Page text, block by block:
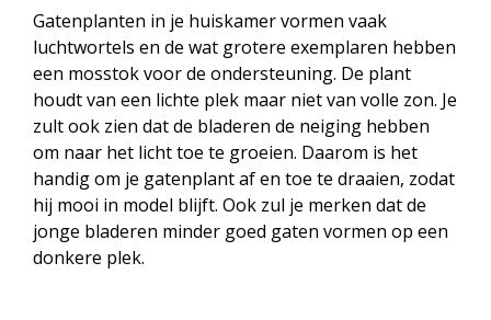
Gatenplanten in je huiskamer vormen vaak
luchtwortels en de wat grotere exemplaren hebben
een mosstok voor de ondersteuning. De plant
houdt van een lichte plek maar niet van volle zon. Je
zult ook zien dat de bladeren de neiging hebben
om naar het licht toe te groeien. Daarom is het
handig om je gatenplant af en toe te draaien, zodat
hij mooi in model blijft. Ook zul je merken dat de
jonge bladeren minder goed gaten vormen op een
donkere plek.